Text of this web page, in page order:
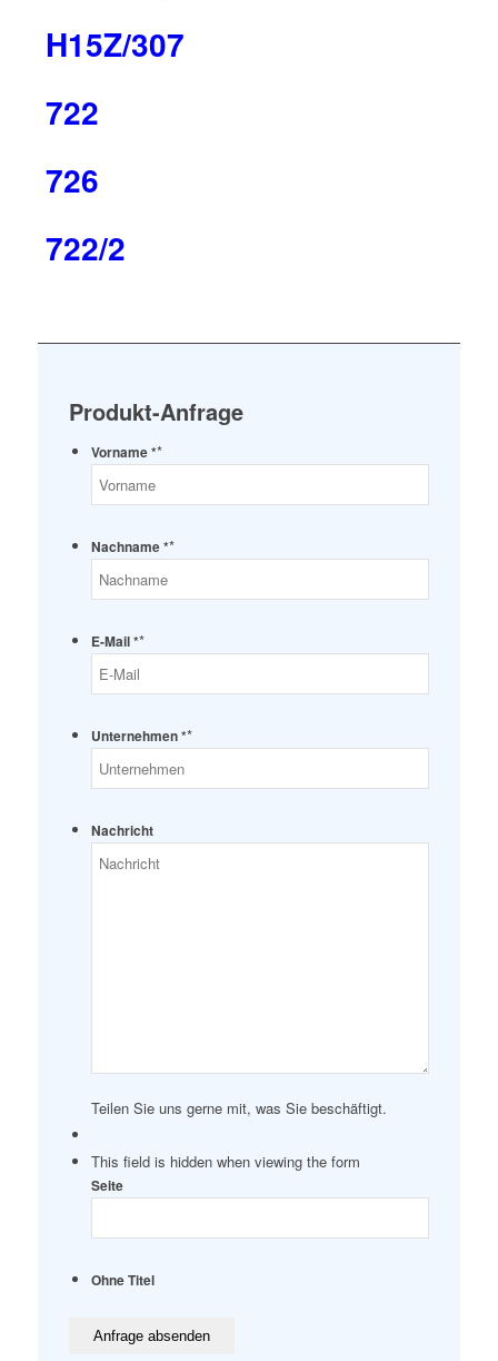
H15Z/307
722
726
722/2
Produkt-Anfrage
Vorname **
Nachname **
E-Mail **
Unternehmen **
Nachricht
Teilen Sie uns gerne mit, was Sie beschäftigt.
This field is hidden when viewing the form
Seite
Ohne Titel